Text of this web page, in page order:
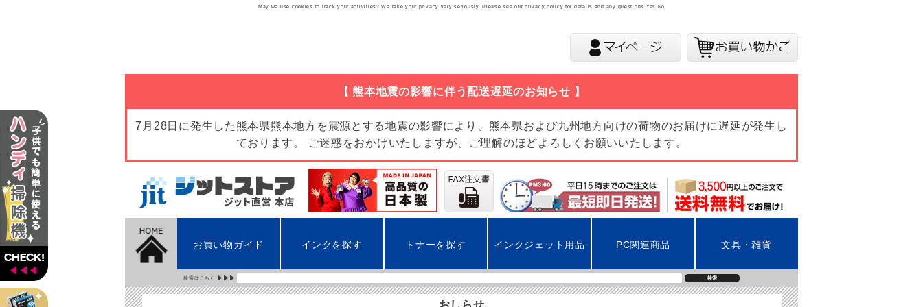
【 熊本地震の影響に伴う配送遅延のお知らせ 】
7月28日に発生した熊本県熊本地方を震源とする地震の影響により、熊本県および九州地方向けの荷物のお届けに遅延が発生し
ております。 ご迷惑をおかけいたしますが、ご理解のほどよろしくお願いいたします。
お買い物ガイド インクを探す トナーを探す インクジェット用品 PC関連商品 文具・雑貨
検索はこちら 検索
おしらせ
May we use cookies to track your activities? We take your privacy very seriously. Please see our privacy policy for details and any questions.Yes No